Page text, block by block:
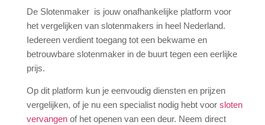
De Slotenmaker is jouw onafhankelijke platform voor
het vergelijken van slotenmakers in heel Nederland.
Iedereen verdient toegang tot een bekwame en
betrouwbare slotenmaker in de buurt tegen een eerlijke
prijs.
Op dit platform kun je eenvoudig diensten en prijzen
vergelijken, of je nu een specialist nodig hebt voor sloten
vervangen of het openen van een deur. Neem direct